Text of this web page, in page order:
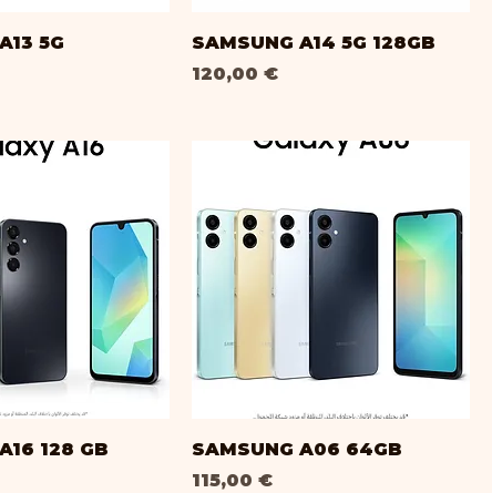
5G
SAMSUNG A14 5G 128GB
Prix
120,00 €
128 GB
SAMSUNG A06 64GB
Prix
115,00 €